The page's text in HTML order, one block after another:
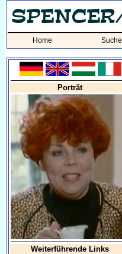
Home Suche
Porträt
Weiterführende Links